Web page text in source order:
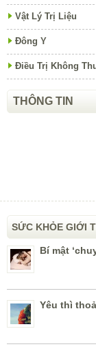
Vật Lý Trị Liệu
Đông Y
Điều Trị Không
THÔNG TIN
SỨC KHỎE GIỚI
Bí mật
Yêu thì